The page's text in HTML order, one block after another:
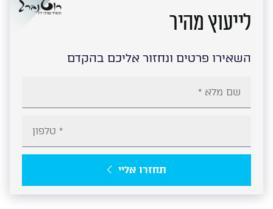
לייעוץ מהיר
השאירו פרטים ונחזור אליכם בהקדם
תחזרו אליי